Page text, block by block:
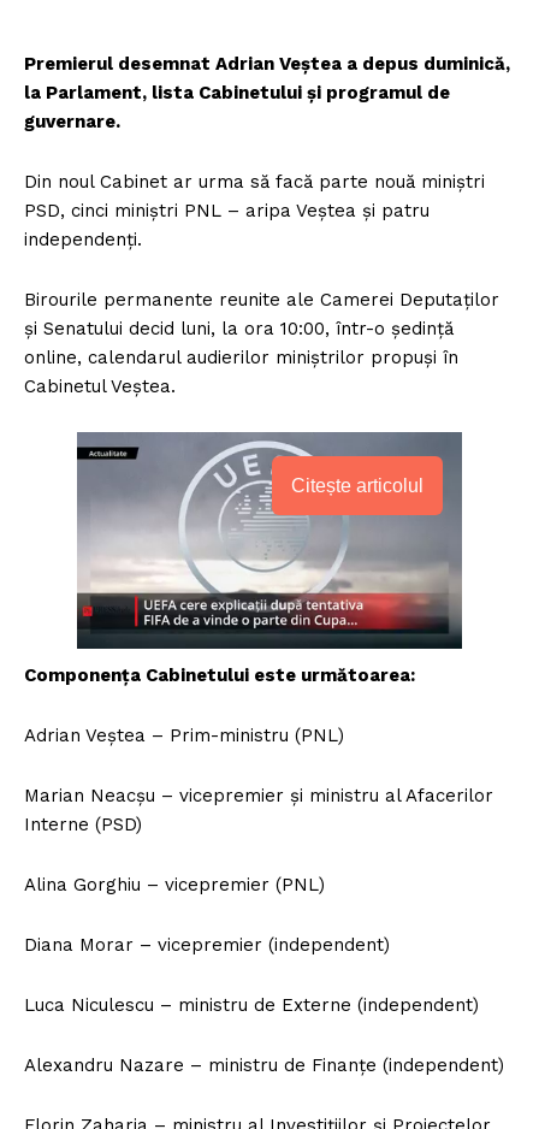
Premierul desemnat Adrian Veștea a depus duminică,
la Parlament, lista Cabinetului și programul de
guvernare.
Din noul Cabinet ar urma să facă parte nouă miniștri
PSD, cinci miniștri PNL – aripa Veștea și patru
independenți.
Birourile permanente reunite ale Camerei Deputaților
și Senatului decid luni, la ora 10:00, într-o ședință
online, calendarul audierilor miniștrilor propuși în
Cabinetul Veștea.
Citește articolul
Componența Cabinetului este următoarea:
Adrian Veștea – Prim-ministru (PNL)
Marian Neacșu – vicepremier și ministru al Afacerilor
Interne (PSD)
Alina Gorghiu – vicepremier (PNL)
Diana Morar – vicepremier (independent)
Luca Niculescu – ministru de Externe (independent)
Alexandru Nazare – ministru de Finanțe (independent)